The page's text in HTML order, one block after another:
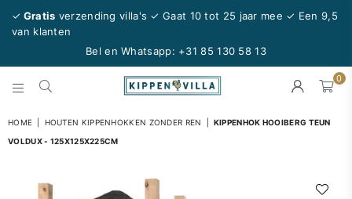
✓ Gratis verzending villa's ✓ Gaat 10 tot 25 jaar mee ✓ Een 9,5
van klanten
Bel en Whatsapp: +31 85 130 58 13
0
HOME HOUTEN KIPPENHOKKEN ZONDER REN
KIPPENHOK HOOIBERG TEUN
VOLDUX - 125X125X225CM